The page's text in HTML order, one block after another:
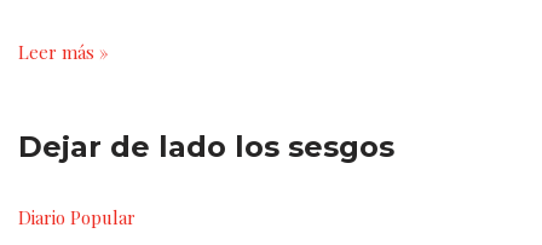
Leer más »
Dejar de lado los sesgos
Diario Popular